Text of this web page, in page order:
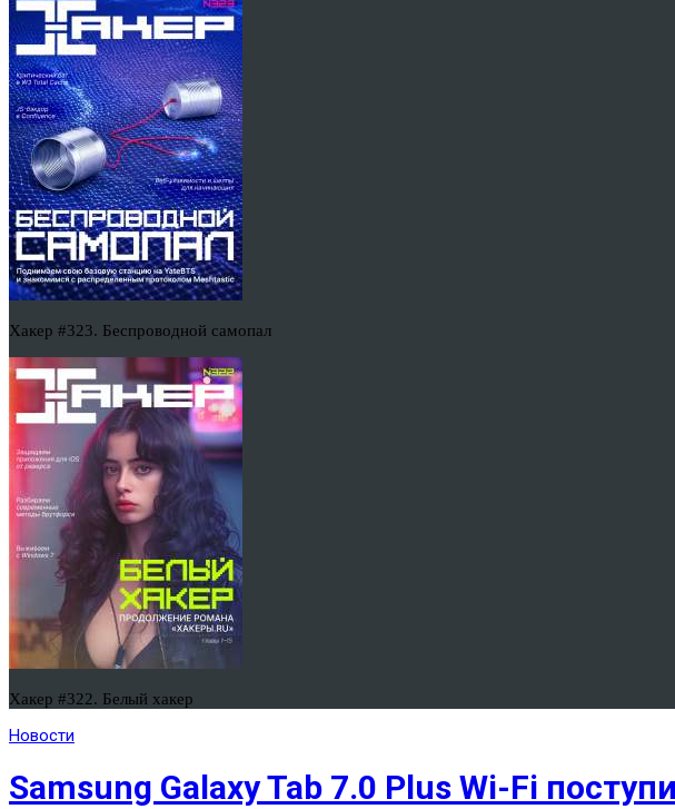
Хакер #323. Беспроводной самопал
Хакер #322. Белый хакер
Новости
Samsung Galaxy Tab 7.0 Plus Wi-Fi